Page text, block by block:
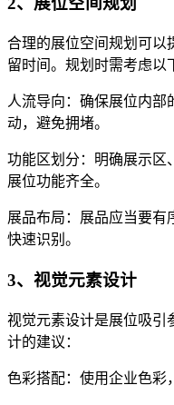
合理的展位空间规划可以
留时间。规划时需考虑以
人流导向：确保展位内部
动，避免拥堵。
功能区划分：明确展示区
展位功能齐全。
展品布局：展品应当要有
快速识别。
3、视觉元素设计
视觉元素设计是展位吸引
计的建议：
色彩搭配：使用企业色彩